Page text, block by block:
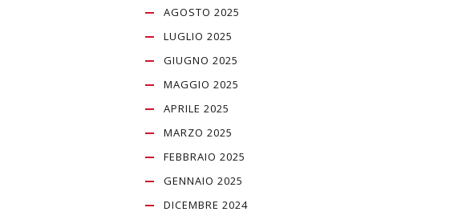
AGOSTO 2025
LUGLIO 2025
GIUGNO 2025
MAGGIO 2025
APRILE 2025
MARZO 2025
FEBBRAIO 2025
GENNAIO 2025
DICEMBRE 2024